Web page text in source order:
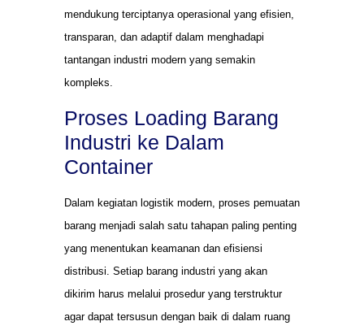
mendukung terciptanya operasional yang efisien,
transparan, dan adaptif dalam menghadapi
tantangan industri modern yang semakin
kompleks.
Proses Loading Barang
Industri ke Dalam
Container
Dalam kegiatan logistik modern, proses pemuatan
barang menjadi salah satu tahapan paling penting
yang menentukan keamanan dan efisiensi
distribusi. Setiap barang industri yang akan
dikirim harus melalui prosedur yang terstruktur
agar dapat tersusun dengan baik di dalam ruang